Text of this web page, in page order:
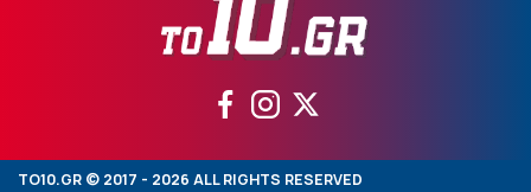
TO10.GR © 2017 - 2026 ALL RIGHTS RESERVED